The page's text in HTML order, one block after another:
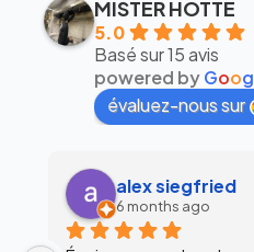
MISTER HOTTE
5.0
Basé sur 15 avis
powered byGoog
évaluez-nous sur
alex siegfried
6 months ago